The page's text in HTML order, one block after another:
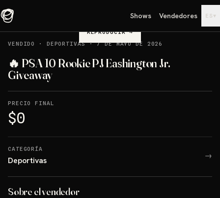
Shows Vendedores ES ▾
REPRODUCIR→
VENDIDO
· DEPORTIVAS·7 DE MAYO DE 2026
🔥 PSA 10 Rookie PJ Eashington Jr.
Giveaway
PRECIO FINAL
$0
CATEGORÍA
Deportivas →
Sobre el vendedor